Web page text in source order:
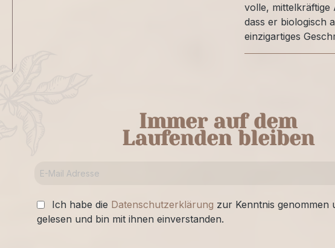
volle, mittelkräftige
dass er biologisch
einzigartiges
Immer auf dem
Laufenden bleiben
Ich habe die Datenschutzerklärung zur Kenntnis genommen
gelesen und bin mit ihnen einverstanden.